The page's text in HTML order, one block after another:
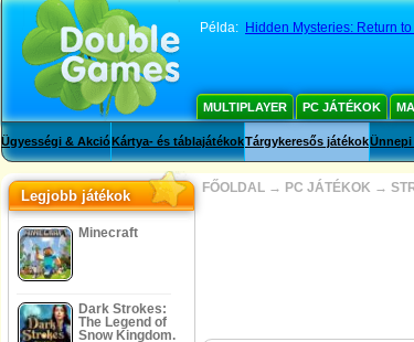
Példa: Hidden Mysteries: Return
MULTIPLAYER PC JÁTÉKOK
Ügyességi & AkcióKártya- és táblajátékokTárgykeresős játékok
Legjobb játékok
Minecraft
Dark Strokes:
The Legend of
Snow Kingdom.
FŐOLDAL → PC JÁTÉKOK →